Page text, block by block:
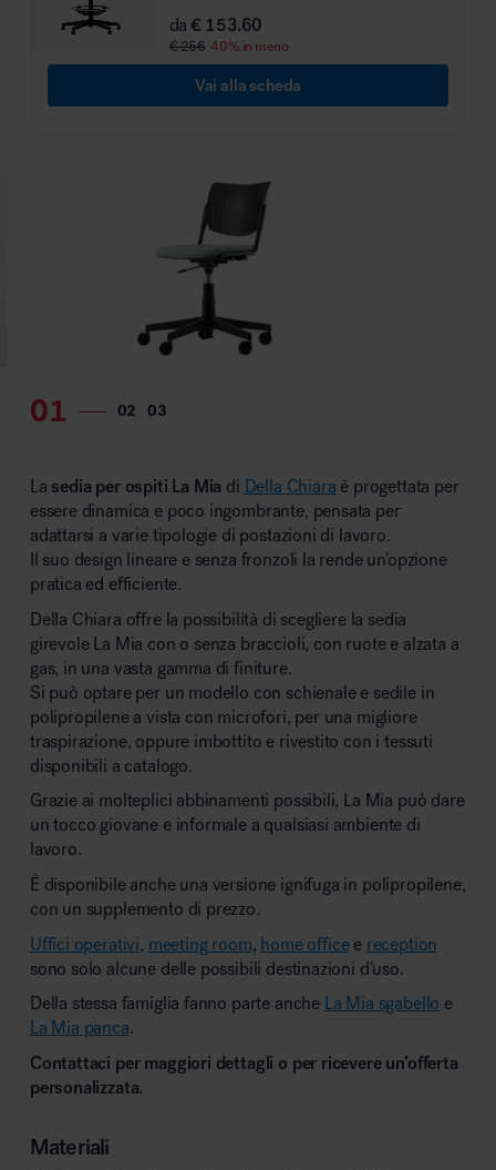
da€ 153.60
€ 256 40% in meno
Vai alla scheda
La sedia per ospiti La Mia di Della Chiara è progettata per
essere dinamica e poco ingombrante, pensata per
adattarsi a varie tipologie di postazioni di lavoro.
Il suo design lineare e senza fronzoli la rende un’opzione
pratica ed efficiente.
Della Chiara offre la possibilità di scegliere la sedia
girevole La Mia con o senza braccioli, con ruote e alzata a
gas, in una vasta gamma di finiture.
Si può optare per un modello con schienale e sedile in
polipropilene a vista con microfori, per una migliore
traspirazione, oppure imbottito e rivestito con i tessuti
disponibili a catalogo.
Grazie ai molteplici abbinamenti possibili, La Mia può dare
un tocco giovane e informale a qualsiasi ambiente di
lavoro.
È disponibile anche una versione ignifuga in polipropilene,
con un supplemento di prezzo.
Uffici operativi, meeting room, home officee reception
sono solo alcune delle possibili destinazioni d’uso.
Della stessa famiglia fanno parte anche La Mia sgabello e
La Mia panca.
Contattaci per maggiori dettagli o per ricevere un’offerta
personalizzata.
Materiali